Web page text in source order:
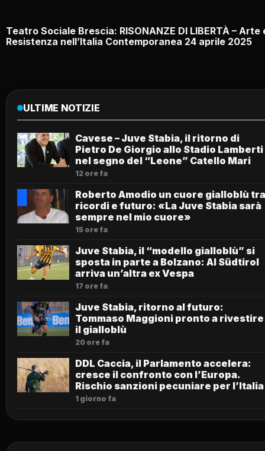
Teatro Sociale Brescia: RISONANZE DI LIBERTÀ – Arte
Resistenza nell’Italia Contemporanea 24 aprile 2025
ULTIME NOTIZIE
Cavese – Juve Stabia, il ritorno di
Pietro De Giorgio allo Stadio Lamberti
nel segno del “Leone” Catello Mari
12 ore fa
Roberto Amodio un cuore gialloblù tra
ricordi e futuro: «La Juve Stabia sarà
sempre nel mio cuore»
15 ore fa
Juve Stabia, il “modello gialloblù” si
sposta in parte a Bolzano: Al Südtirol
arriva un’altra ex Vespa
17 ore fa
Juve Stabia, ritorno al futuro:
Tommaso Maggioni pronto a rivestire
il gialloblù
20 ore fa
DDL Caccia, il Parlamento accelera:
cresce il confronto con l’Europa.
Rischio sanzioni pecuniare per l’Italia
1 giorno fa